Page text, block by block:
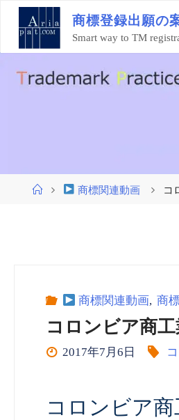
ン
商標登録出願の
Smart way to TM
ホ
商標関連動画 コ
商標関連動画, 商
コロンビア商工
2017年7月6日
コロンビア